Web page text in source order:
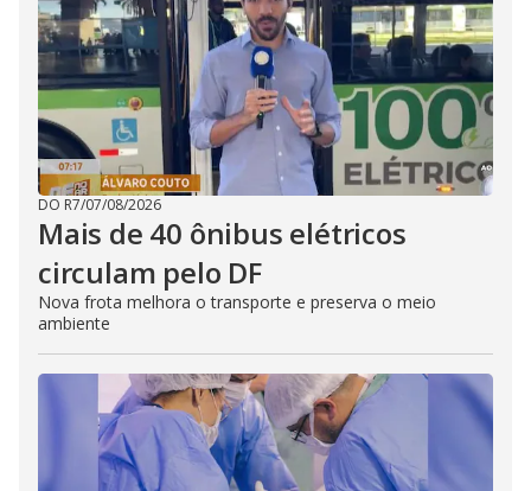
DO R7/07/08/2026
Mais de 40 ônibus elétricos
circulam pelo DF
Nova frota melhora o transporte e preserva o meio
ambiente